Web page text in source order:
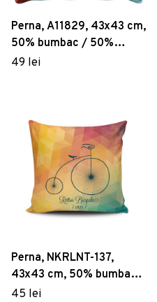
Perna, A11829, 43x43 cm,
50% bumbac / 50%
poliester, Multicolor
49 lei
Perna, NKRLNT-137,
43x43 cm, 50% bumbac /
50% poliester, Multicolor
45 lei